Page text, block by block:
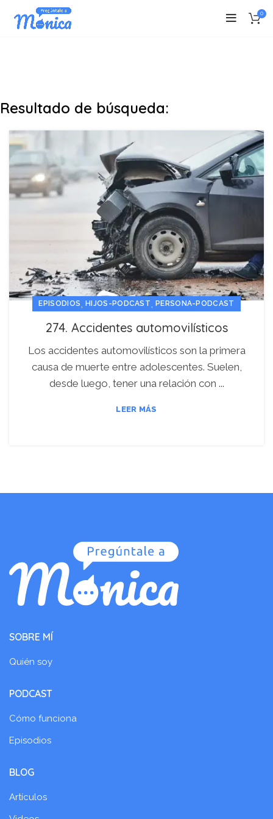
0
Resultado de búsqueda:
EPISODIOS,HIJOS-PODCAST,PERSONA-PODCAST
274. Accidentes automovilísticos
Los accidentes automovilísticos son la primera
causa de muerte entre adolescentes. Suelen,
desde luego, tener una relación con ...
LEER MÁS
SOBRE MÍ
Quién soy
PODCAST
Cómo funciona
Episodios
BLOG
Artículos